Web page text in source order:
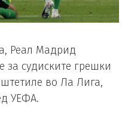
Реал Мадрид
за судиските грешки
во Ла Лига,
УЕФА.